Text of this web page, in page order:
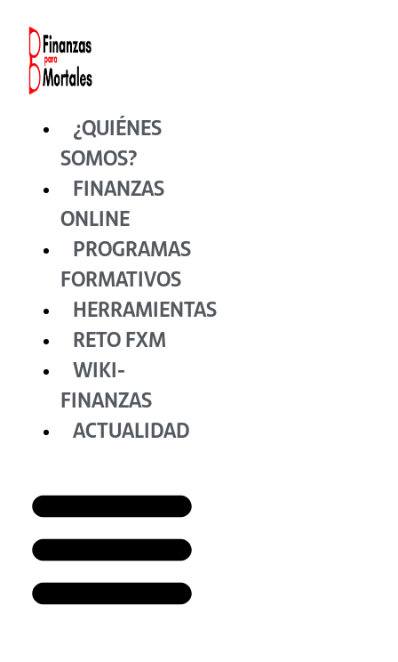
contenido
¿QUIÉNES
SOMOS?
FINANZAS
ONLINE
PROGRAMAS
FORMATIVOS
HERRAMIENTAS
RETO FXM
WIKI-
FINANZAS
ACTUALIDAD